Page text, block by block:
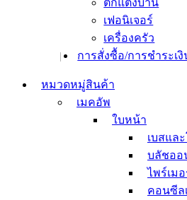
ผลิตภัณฑ์ส
อิมั
ครี
ออ
บำ
เฟอนิเจอร์
เครื่องครัว
การสั่งซื้อ/การชำระเงิ
หมวดหมู่สินค้า
เมคอัพ
ใบหน้า
เบสแล
บลัชออ
ไพร์เมอ
คอนซีล